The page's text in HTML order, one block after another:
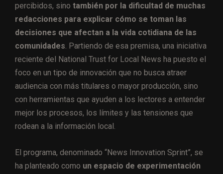
percibidos, sino también por la dificultad de muchas
redacciones para explicar cómo se toman las
decisiones que afectan a la vida cotidiana de las
comunidades. Partiendo de esa premisa, una iniciativa
reciente del National Trust for Local News ha puesto el
foco en un tipo de innovación que no busca atraer
audiencia con más titulares o mayor producción, sino
con herramientas que ayuden a los lectores a entender
mejor los procesos, los límites y las tensiones que
rodean a la información local.
El programa, denominado “News Innovation Sprint”, se
ha planteado como un espacio de experimentación